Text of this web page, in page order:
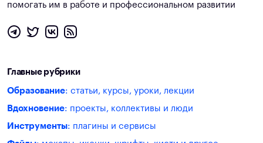
помогать им в работе и профессиональном развитии
Главные рубрики
Образование: статьи, курсы, уроки, лекции
Вдохновение: проекты, коллективы и люди
Инструменты: плагины и сервисы